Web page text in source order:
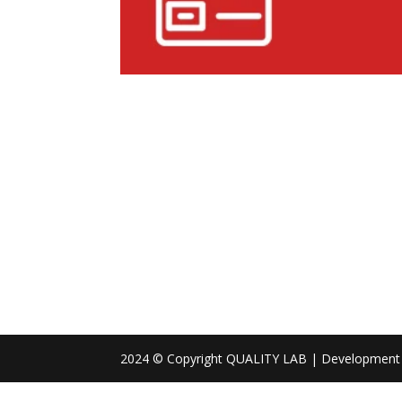
2024 © Copyright QUALITY LAB | Development